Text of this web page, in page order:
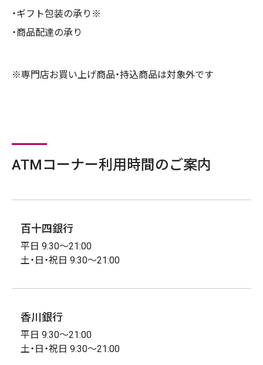
ギフト包装の承り※
商品配達の承り
※専門店お買い上げ商品・持込商品は対象外です
ATMコーナー利用時間のご案内
百十四銀行
平日 9:30～21:00
土・日・祝日 9:30～21:00
香川銀行
平日 9:30～21:00
土・日・祝日 9:30～21:00